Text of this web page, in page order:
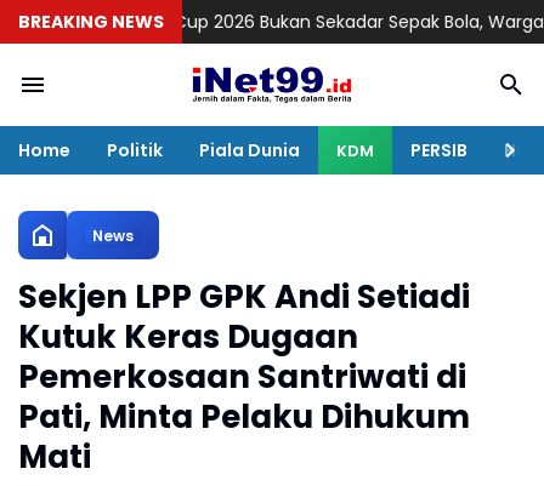
BREAKING NEWS
Liga RW Cup 2026 Bukan Sekadar Sepak Bola, Warga
Home Politik Piala Dunia KDM PERSIB
News
Sekjen LPP GPK Andi Setiadi
Kutuk Keras Dugaan
Pemerkosaan Santriwati di
Pati, Minta Pelaku Dihukum
Mati